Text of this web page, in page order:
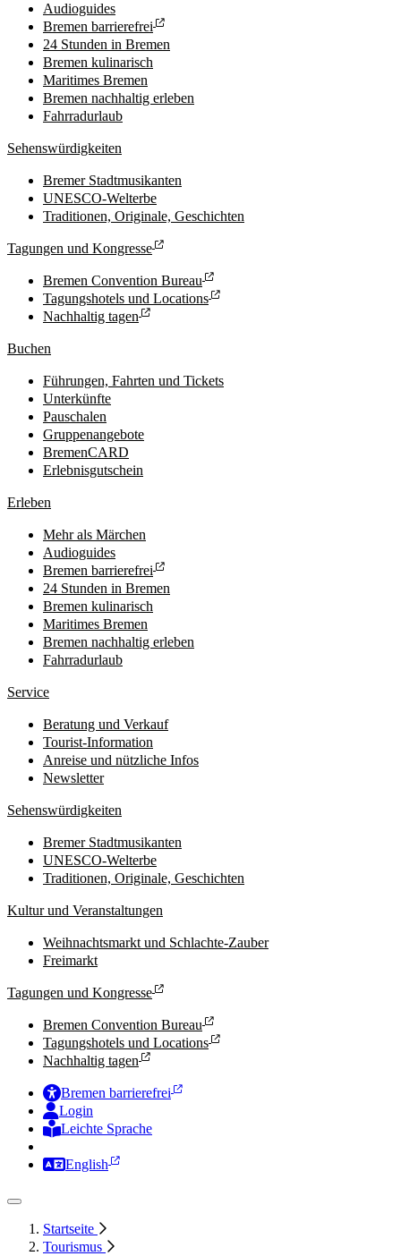
Audioguides
Bremen barrierefrei
24 Stunden in Bremen
Bremen kulinarisch
Maritimes Bremen
Bremen nachhaltig erleben
Fahrradurlaub
Sehenswürdigkeiten
Bremer Stadtmusikanten
UNESCO-Welterbe
Traditionen, Originale, Geschichten
Tagungen und Kongresse
Bremen Convention Bureau
Tagungshotels und Locations
Nachhaltig tagen
Buchen
Führungen, Fahrten und Tickets
Unterkünfte
Pauschalen
Gruppenangebote
BremenCARD
Erlebnisgutschein
Erleben
Mehr als Märchen
Audioguides
Bremen barrierefrei
24 Stunden in Bremen
Bremen kulinarisch
Maritimes Bremen
Bremen nachhaltig erleben
Fahrradurlaub
Service
Beratung und Verkauf
Tourist-Information
Anreise und nützliche Infos
Newsletter
Sehenswürdigkeiten
Bremer Stadtmusikanten
UNESCO-Welterbe
Traditionen, Originale, Geschichten
Kultur und Veranstaltungen
Weihnachtsmarkt und Schlachte-Zauber
Freimarkt
Tagungen und Kongresse
Bremen Convention Bureau
Tagungshotels und Locations
Nachhaltig tagen
Bremen barrierefrei
Login
Leichte Sprache
English
Startseite
Tourismus